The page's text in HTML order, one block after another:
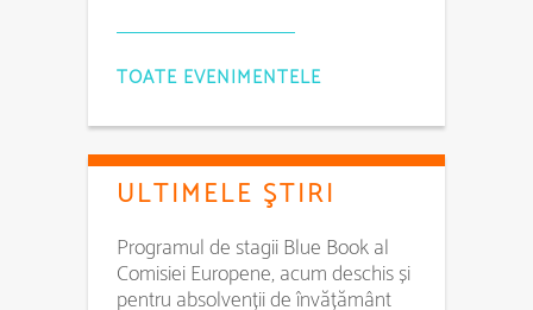
TOATE EVENIMENTELE
ULTIMELE ŞTIRI
Programul de stagii Blue Book al
Comisiei Europene, acum deschis și
pentru absolvenții de învățământ